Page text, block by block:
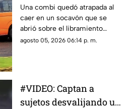
esto sabemos hasta el
momento
Una combi quedó atrapada al
caer en un socavón que se
abrió sobre el libramiento
Francisco J. Múgica, en el
zona.
agosto 05, 2026 06:14 p. m.
#VIDEO: Captan a
sujetos desvalijando un